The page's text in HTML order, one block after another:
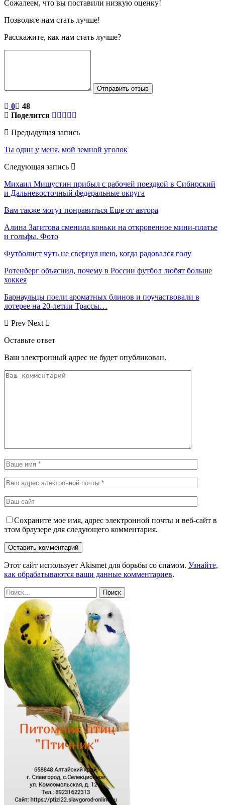
Сожалеем, что вы поставили низкую оценку!
Позвольте нам стать лучше!
Расскажите, как нам стать лучше?
Отправить отзыв
0
48
Поделится
Предыдущая запись
Ты один у меня, мой земной уголок
Следующая запись
Михаил Мишустин прибыл с рабочей поездкой в Сибирский
и Дальневосточный федеральные округа
Вам также могут понравиться Еще от автора
Алина Загитова сменила коньки на откровенное мини-платье
и гольфы. Фото
Футболист чуть не свернул шею, когда радовался голу
Ротенберг объяснил, почему в России футбол любят больше
хоккея
Барнаульцы поели ароматных блинов и поучаствовали в
лотерее на 20-летии Трассы…
Prev Next
Оставьте ответ
Ваш электронный адрес не будет опубликован.
Сохраните мое имя, адрес электронной почты и веб-сайт в
этом браузере для следующего комментария.
Этот сайт использует Akismet для борьбы со спамом. Узнайте,
как обрабатываются ваши данные комментариев.